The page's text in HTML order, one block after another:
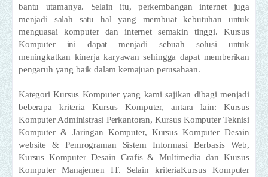
bantu utamanya. Selain itu, perkembangan internet juga
menjadi salah satu hal yang membuat kebutuhan untuk
menguasai komputer dan internet semakin tinggi. Kursus
Komputer ini dapat menjadi sebuah solusi untuk
meningkatkan kinerja karyawan sehingga dapat memberikan
pengaruh yang baik dalam kemajuan perusahaan.
Kategori Kursus Komputer yang kami sajikan dibagi menjadi
beberapa kriteria Kursus Komputer, antara lain: Kursus
Komputer Administrasi Perkantoran, Kursus Komputer Teknisi
Komputer & Jaringan Komputer, Kursus Komputer Desain
website & Pemrograman Sistem Informasi Berbasis Web,
Kursus Komputer Desain Grafis & Multimedia dan Kursus
Komputer Manajemen IT. Selain kriteriaKursus Komputer